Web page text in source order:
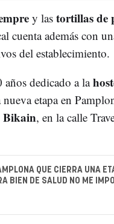
y las tortillas de
cuenta además con
del establecimiento.
años dedicado a la
etapa en
Bikain, en la calle
QUE CIERRA UNA
BIEN DE SALUD NO ME